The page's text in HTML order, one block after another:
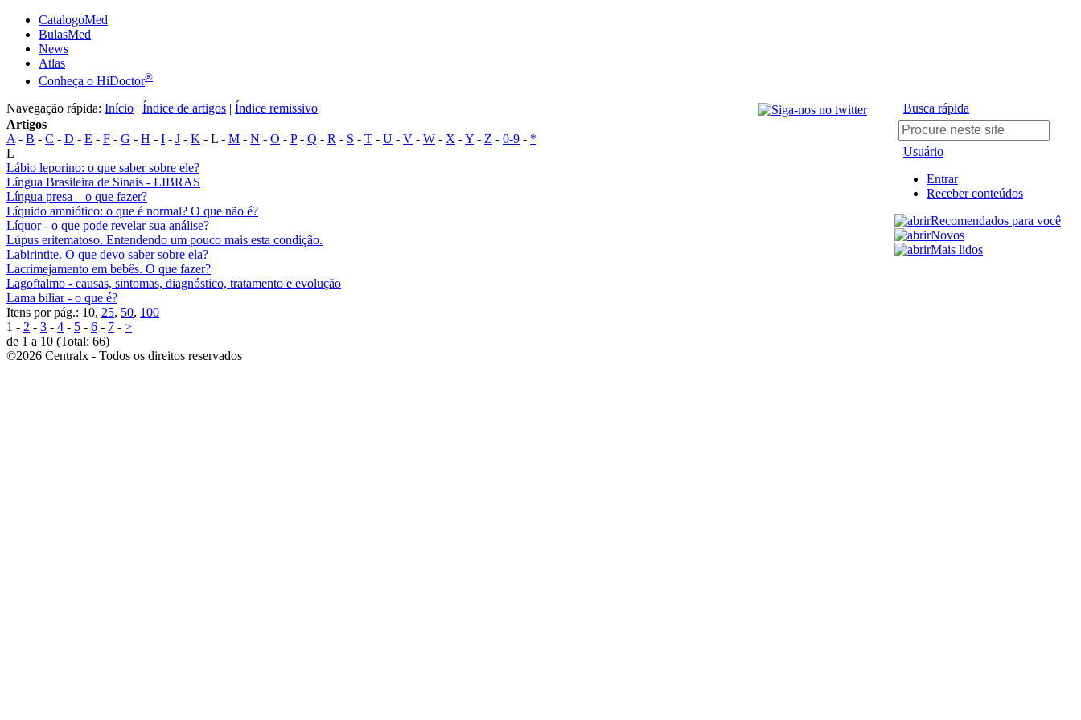
CatalogoMed
BulasMed
News
Atlas
Conheça o HiDoctor®
Navegação rápida: Início | Índice de artigos | Índice remissivo
Artigos
A - B - C - D - E - F - G - H - I - J - K - L - M - N - O - P- Q - R - S - T - U - V - W - X -Y - Z - 0-9 - *
L
Lábio leporino: o que saber sobre ele?
Língua Brasileira de Sinais - LIBRAS
Língua presa – o que fazer?
Líquido amniótico: o que é normal? O que não é?
Líquor - o que pode revelar sua análise?
Lúpus eritematoso. Entendendo um pouco mais esta condição.
Labirintite. O que devo saber sobre ela?
Lacrimejamento em bebês. O que fazer?
Lagoftalmo - causas, sintomas, diagnóstico, tratamento e evolução
Lama biliar - o que é?
Itens por pág.: 10, 25, 50, 100
1 - 2 - 3 - 4 - 5 - 6 - 7 - >
de 1 a 10 (Total: 66)
Busca rápida
Usuário
Entrar
Receber conteúdos
Recomendados para você
Novos
Mais lidos
©2026 Centralx - Todos os direitos reservados